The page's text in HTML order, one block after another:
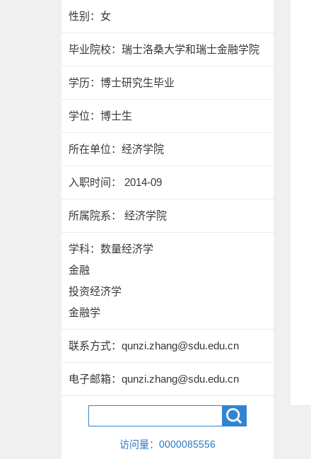
性别：女
毕业院校：瑞士洛桑大学和瑞士金融学院
学历：博士研究生毕业
学位：博士生
所在单位：经济学院
入职时间： 2014-09
所属院系： 经济学院
学科：数量经济学
金融
投资经济学
金融学
联系方式： qunzi.zhang@sdu.edu.cn
电子邮箱： qunzi.zhang@sdu.edu.cn
访问量： 0000085556